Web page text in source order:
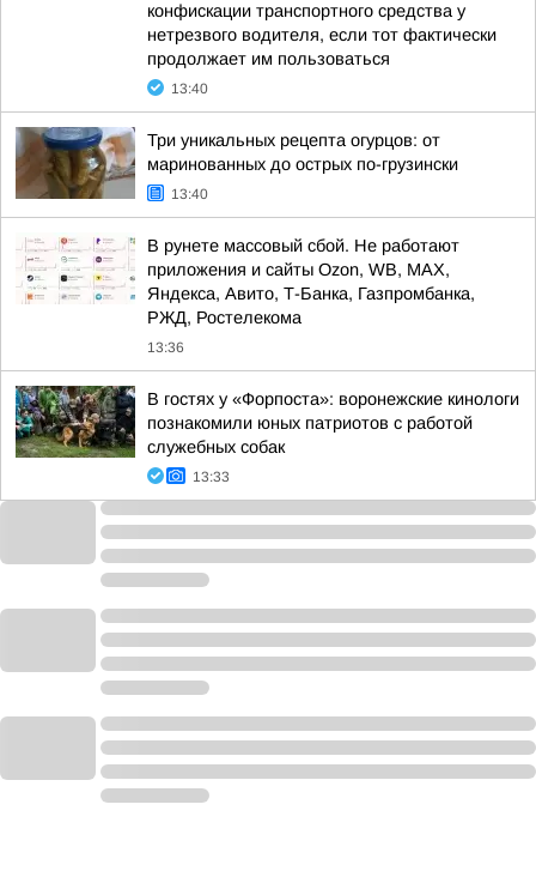
конфискации транспортного средства у
нетрезвого водителя, если тот фактически
продолжает им пользоваться
13:40
Три уникальных рецепта огурцов: от
маринованных до острых по-грузински
13:40
В рунете массовый сбой. Не работают
приложения и сайты Ozon, WB, MAX,
Яндекса, Авито, Т-Банка, Газпромбанка,
РЖД, Ростелекома
13:36
В гостях у «Форпоста»: воронежские кинологи
познакомили юных патриотов с работой
служебных собак
13:33